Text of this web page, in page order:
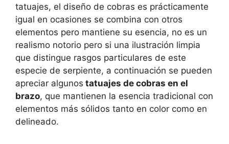
tatuajes, el diseño de cobras es prácticamente
igual en ocasiones se combina con otros
elementos pero mantiene su esencia, no es un
realismo notorio pero si una ilustración limpia
que distingue rasgos particulares de este
especie de serpiente, a continuación se pueden
apreciar algunos tatuajes de cobras en el
brazo, que mantienen la esencia tradicional con
elementos más sólidos tanto en color como en
delineado.